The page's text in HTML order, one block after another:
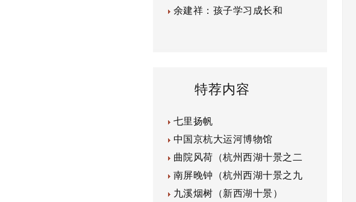
余建祥：孩子学习成长和
特荐内容
七里扬帆
中国京杭大运河博物馆
曲院风荷（杭州西湖十景之二
南屏晚钟（杭州西湖十景之九
九溪烟树（新西湖十景）